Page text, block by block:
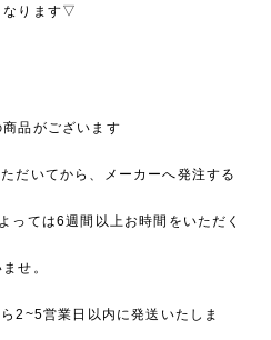
なります▽
品がございます
だいてから、メーカーへ発注する
っては6週間以上お時間をいただく
せ。
2~5営業日以内に発送いたしま